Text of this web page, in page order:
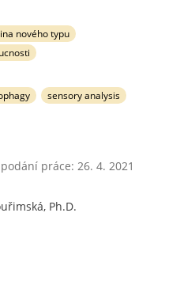
nového typu
sensory analysis
práce: 26. 4. 2021
Ph.D.